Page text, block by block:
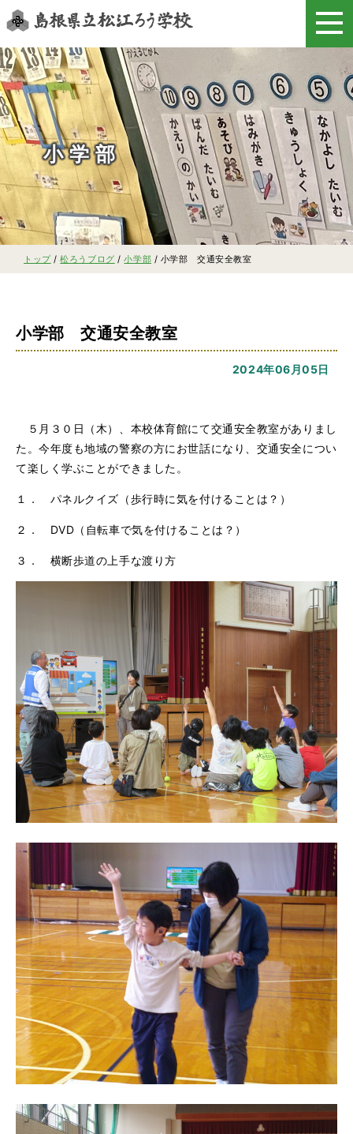
このページの本文へ
小学部
現
在
置：
トップ/松ろうブログ /小学部 / 小学部 交通安全教室
小学部 交通安全教室
2024年06月05日
５月３０日（木）、本校体育館にて交通安全教室がありまし
た。今年度も地域の警察の方にお世話になり、交通安全につい
て楽しく学ぶことができました。
１． パネルクイズ（歩行時に気を付けることは？）
２． DVD（自転車で気を付けることは？）
３． 横断歩道の上手な渡り方